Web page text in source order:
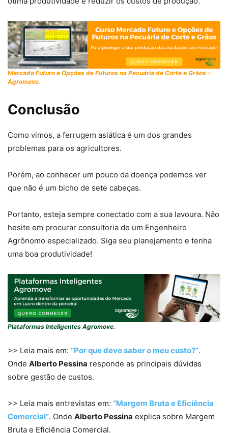
Mercado Futuro e Opções de Futuros na Pecuária de Corte e Grãos –
Agromove.
Conclusão
Como vimos, a ferrugem asiática é um dos grandes
problemas para os agricultores.
Porém, ao conhecer um pouco da doença podemos ver
que não é um bicho de sete cabeças.
Portanto, esteja sempre conectado com a sua lavoura. Não
hesite em procurar consultoria de um Engenheiro
Agrônomo especializado. Siga seu planejamento e tenha
uma boa produtividade!
Plataformas Inteligentes Agromove.
>> Leia mais em: “Por que devo saber o meu custo?”.
Onde Alberto Pessina responde as principais dúvidas
sobre gestão de custos.
>> Leia mais entrevistas em: “Margem Bruta e Eficiência
Comercial”. Onde Alberto Pessina explica sobre Margem
Bruta e Eficiência Comercial.